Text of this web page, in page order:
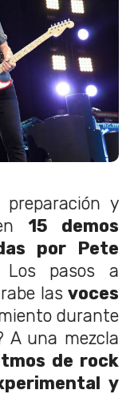
y
en15 demos
por Pete
Los pasos a
las voces
durante
A una mezcla
de rock
y